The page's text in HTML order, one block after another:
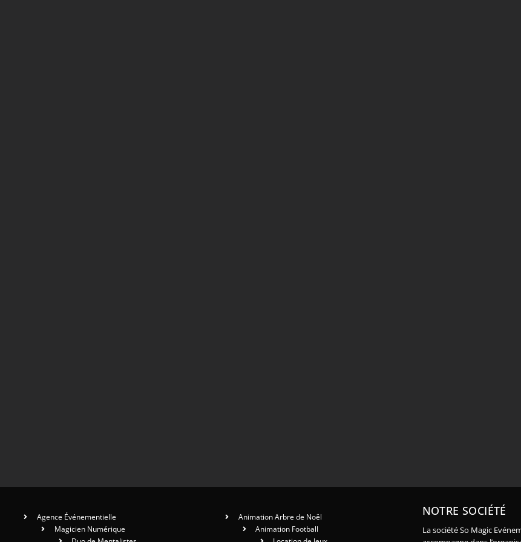
Agence Événementielle
Magicien Numérique
Animation Arbre de Noël
Animation Football
NOTRE SOCIÉTÉ
La société So Magic